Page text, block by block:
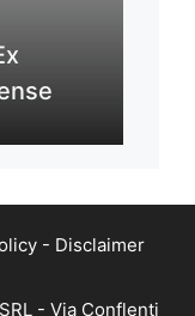
- Disclaimer
- Via Conflenti